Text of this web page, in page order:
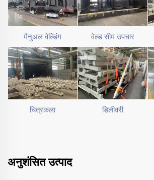
मैनुअल वेल्डिंग वेल्ड सीम उपचार
चित्रकला डिलीवरी
अनुशंसित उत्पाद